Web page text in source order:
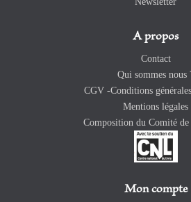
A propos
Contact
Qui sommes nous
CGV -Conditions
Mentions légales
Composition du Comité de
Mon compte